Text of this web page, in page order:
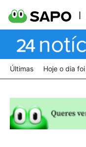
Últimas Hoje o dia